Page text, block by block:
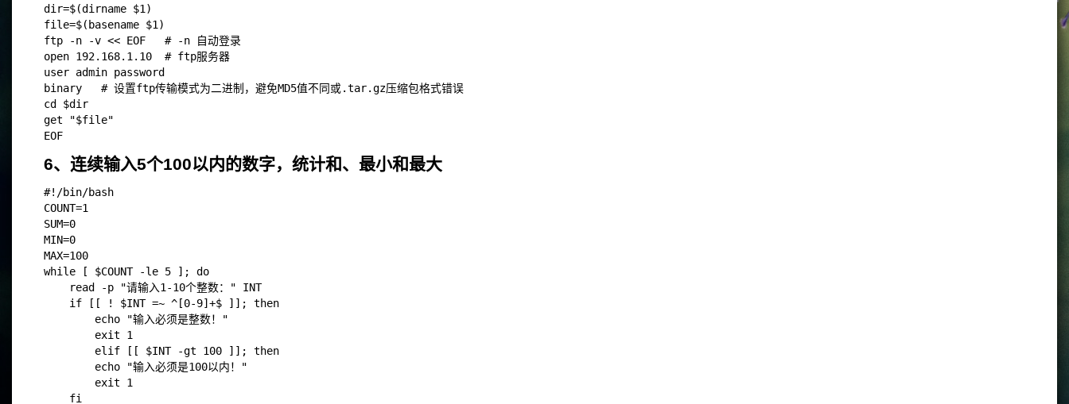
dir=$(dirname $1)
file=$(basename $1)
ftp -n -v << EOF   # -n 自动登录
open 192.168.1.10  # ftp服务器
user admin password
binary   # 设置ftp传输模式为二进制，避免MD5值不同或.tar.gz压缩包格式错误
cd $dir
get "$file"
EOF
6、连续输入5个100以内的数字，统计和、最小和最大
#!/bin/bash
COUNT=1
SUM=0
MIN=0
MAX=100
while [ $COUNT -le 5 ]; do
read -p "请输入1-10个整数：" INT
if [[ ! $INT =~ ^[0-9]+$ ]]; then
echo "输入必须是整数！"
exit 1
elif [[ $INT -gt 100 ]]; then
echo "输入必须是100以内！"
exit 1
fi